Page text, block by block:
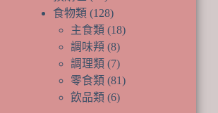
產
品
個
產
品
食物類 128128
個
產
品
主食類 1818
品
調味頖 88
個
產
品
調理類 77
個
產
零食類 8181
飲品類 66